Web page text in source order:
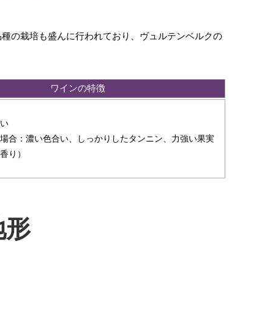
の栽培も盛んに行われており、ヴュルテンベルクの
ワインの特徴
場合：濃い色合い、しっかりしたタンニン、力強い果実
り）
形